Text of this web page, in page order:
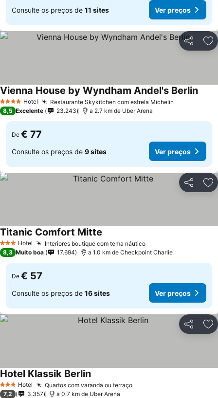
Consulte os preços de 11 sites Ver preços
Partilhar
4 EstrelasHotel Restaurante Skykitchen com estrela Michelin
Vienna House by Wyndham Andel's BerlinVer
8,5 Excelente 23.243 a 2.7 km de Uber Arena
De € 77
Consulte os preços de 9 sites Ver preços
Partilhar
3 EstrelasHotel Interiores boutique com tema náuticoVer preços
Titanic Comfort Mitte
8,3 Muito boa 17.694 a 1.0 km de Checkpoint Charlie
De € 57
Consulte os preços de 16 sites Ver preços
Partilhar
3 EstrelasHotel Quartos com varanda ou terraçoVer preços
Hotel Klassik BerlinVer preços
7,2 3.357 a 0.7 km de Uber Arena